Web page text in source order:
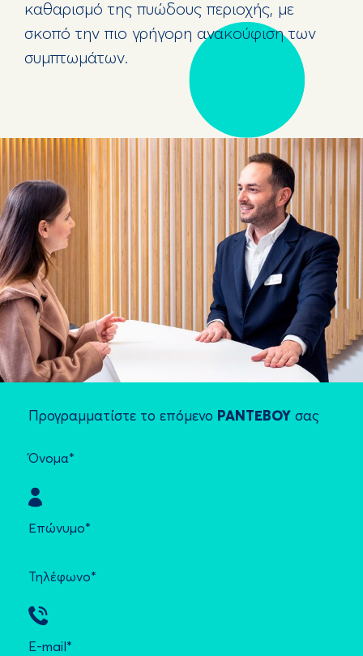
καθαρισμό της πυώδους περιοχής, με
σκοπό την πιο γρήγορη ανακούφιση των
συμπτωμάτων.
Προγραμματίστε το επόμενο ΡΑΝΤΕΒΟΥ σας
Όνομα*
Επώνυμο*
Τηλέφωνο*
E-mail*